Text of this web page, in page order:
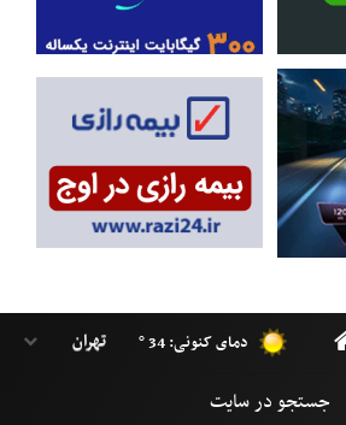
دمای کنونی: 34 °